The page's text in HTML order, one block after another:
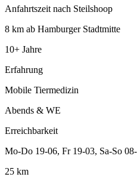
Anfahrtszeit nach Steilshoop
8 km ab Hamburger Stadtmitte
10+ Jahre
Erfahrung
Mobile Tiermedizin
Abends & WE
Erreichbarkeit
Mo-Do 19-06, Fr 19-03, Sa-So
25 km